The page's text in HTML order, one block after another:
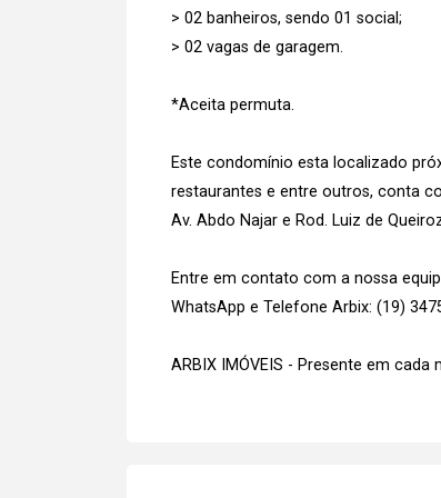
> 02 banheiros, sendo 01 social;
> 02 vagas de garagem.
*Aceita permuta.
Este condomínio esta localizado
restaurantes e entre outros, conta
Av. Abdo Najar e Rod. Luiz de
Entre em contato com a nossa
WhatsApp e Telefone Arbix: (19)
ARBIX IMÓVEIS - Presente em cada